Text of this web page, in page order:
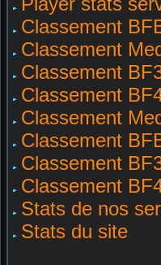
Classement
Classement
Classement
Classement
Classement
Classement
Classement
Classement
Stats de nos
Stats du site